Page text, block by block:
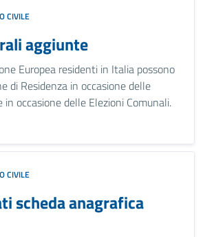
CIVILE
aggiunte
Europea residenti in Italia possono
di Residenza in occasione delle
in occasione delle Elezioni Comunali.
CIVILE
scheda anagrafica